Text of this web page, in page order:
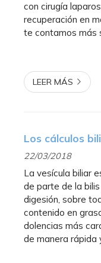
con cirugía
recuperación en
te contamos más
LEER MÁS
Los cálculos
22/03/2018
La vesícula biliar
de parte de la
digesión, sobre
contenido en
dolencias más
de manera rápida